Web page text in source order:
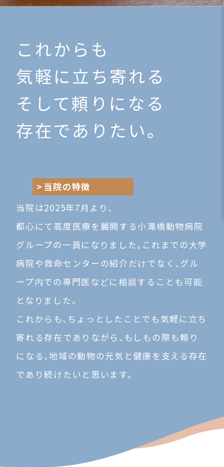
これからも
気軽に立ち寄れる
そして頼りになる
存在でありたい。
当院の特徴
プ
リ
ン
ク
当院は2025年7月より、
都心にて高度医療を展開する小滝橋動物病院
グループの一員になりました。これまでの大学
病院や救命センターの紹介だけでなく、グル
ープ内での専門医などに相談することも可能
となりました。
これからも、ちょっとしたことでも気軽に立ち
寄れる存在でありながら、もしもの際も頼り
になる、地域の動物の元気と健康を支える存在
であり続けたいと思います。